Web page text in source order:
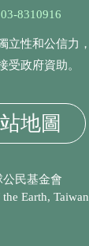
8310916
立性和公信力，
受政府資助。
地圖
公民基金會
Earth, Taiwan